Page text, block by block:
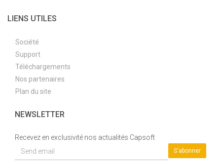
LIENS UTILES
Société
Support
Téléchargements
Nos partenaires
Plan du site
NEWSLETTER
Recevez en exclusivité nos actualités Capsoft